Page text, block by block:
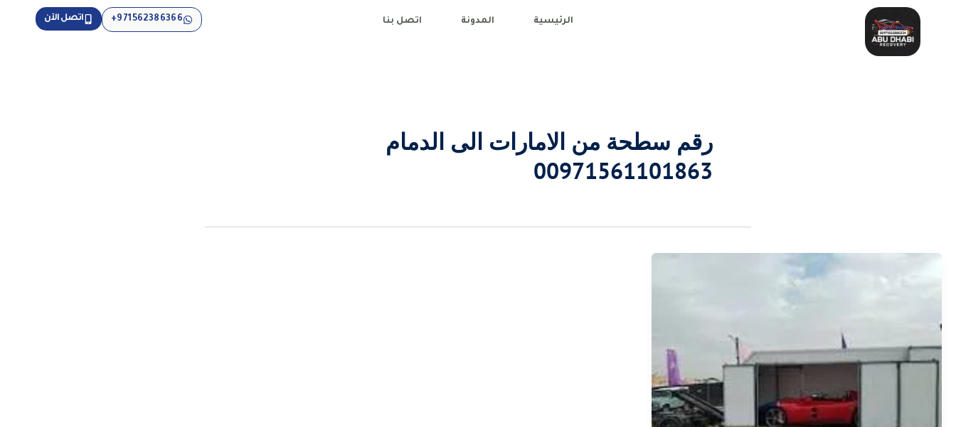
المحتوى
الرئيسية المدونة اتصل بنا اتصل الآن 971562386366+
رقم سطحة من الامارات الى الدمام
00971561101863